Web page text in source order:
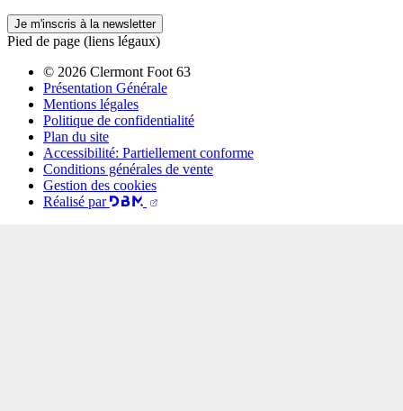
Je m'inscris à la newsletter
Pied de page (liens légaux)
© 2026 Clermont Foot 63
Présentation Générale
Mentions légales
Politique de confidentialité
Plan du site
Accessibilité: Partiellement conforme
Conditions générales de vente
Gestion des cookies
Réalisé par